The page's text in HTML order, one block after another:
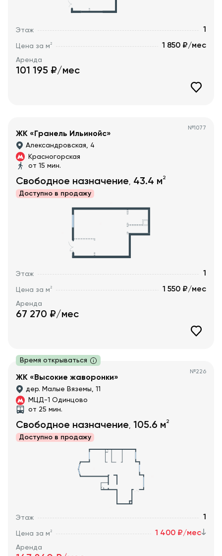
Этаж 1
Цена за м2 1 850 ₽/мес
Аренда
101 195 ₽/мес
№1077
ЖК «Гранель Ильинойс»
Александровская, 4
Красногорская
от 15 мин.
Свободное назначение, 43.4 м2
Доступно в продажу
Этаж 1
Цена за м2 1 550 ₽/мес
Аренда
67 270 ₽/мес
Время открываться
№226
ЖК «Высокие жаворонки»
дер. Малые Вяземы, 11
МЦД-1 Одинцово
от 25 мин.
Свободное назначение, 105.6 м2
Доступно в продажу
Этаж 1
Цена за м2 1 400 ₽/мес
Аренда